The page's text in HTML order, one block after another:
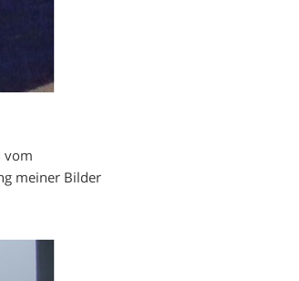
vom
meiner Bilder